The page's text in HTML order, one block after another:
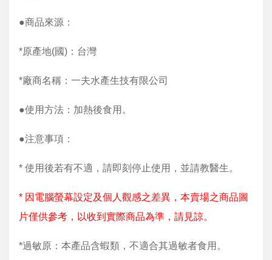
●商品來源：
*原產地(國)：台灣
*廠商名稱：一夫水產生技有限公司
●使用方法：加熱後食用。
●注意事項：
* 使用後若有不適，請即刻停止使用，並請教醫生。
* 因電腦螢幕設定及個人觀感之差異，本賣場之商品圖
片僅供參考，以收到實際商品為準，請見諒。
*過敏原：本產品含蝦類，不適合其過敏者食用。